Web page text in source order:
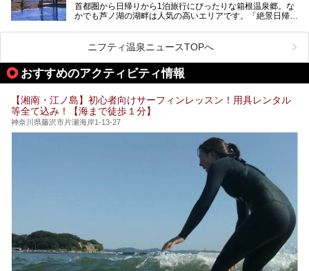
業」「駅近」など、目的別に厳選して紹介します。
今の気分にぴったりの施設を見つけて、最高のリフレッシュ
昭和の日本を代表する建築家の一人、村野藤吾が芦ノ湖の畔
に建てた桃源郷のようなホテルがここ。自家源泉の温泉や、
提供元：株式会社西武・プリンスホテルズワールドワイド
【PR】
この記事はザ・プリンス 箱根芦ノ湖のPR記事です。
首都圏から日帰りから1泊旅行にぴったりな箱根温泉郷。な
かでも芦ノ湖の湖畔は人気の高いエリアです。「絶景日帰り
が楽しめるまさに眺望自慢の日帰り温泉。
そしてここは全24室の「箱根 芦ノ湖畔蛸川温泉 龍宮殿」と
して宿泊もできます。宿泊者は「龍宮殿本館」の営業時間に
加えて、朝6時からの宿泊者専用時間帯にも「龍宮殿本館」
のお風呂が利用できます。
今回は日帰り温泉としての「絶景日帰り温泉 龍宮殿本館
（以下、龍宮殿本館）」と、旅館としての「箱根 芦ノ湖畔
蛸川温泉 龍宮殿（以下、龍宮殿）」の両方の魅力をたっぷ
りお伝えします！
ここは箱根神社、九頭龍神社、白龍神社、箱根元宮と箱根の
4つの神社に囲まれたパワースポットです。
提供元：株式会社西武・プリンスホテルズワールドワイド
この記事は箱根 芦ノ湖畔蛸川温泉 龍宮殿のPR記事です。
ニフティ温泉ニュースTOPへ
おすすめのアクティビティ情報
【湘南・江ノ島】初心者向けサーフィンレッスン！用具レンタル
等全て込み！【海まで徒歩１分】
神奈川県藤沢市片瀬海岸1-13-27